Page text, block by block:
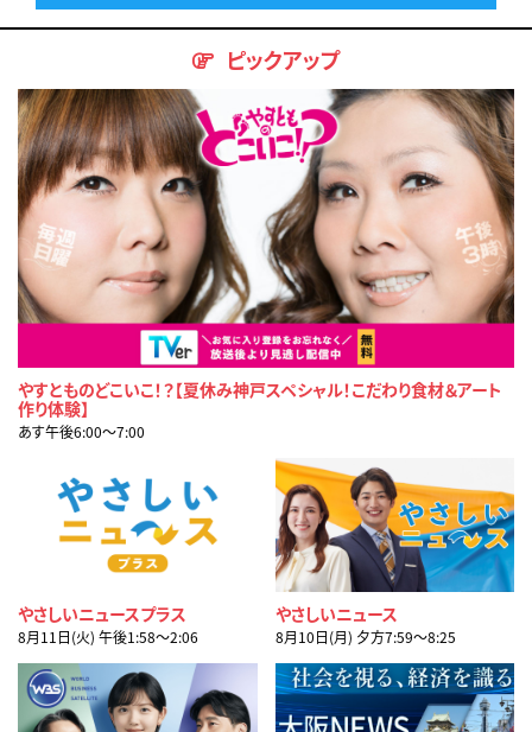
ピックアップ
やすとものどこいこ！？【夏休み神戸スペシャル！こだわり食材＆アート
作り体験】
あす午後6:00〜7:00
やさしいニュースプラス
8月11日(火) 午後1:58〜2:06
やさしいニュース
8月10日(月) 夕方7:59〜8:25